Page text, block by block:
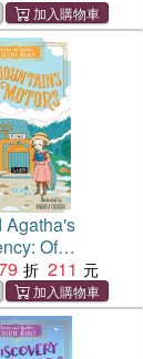
Agatha's
Of
Motors
211